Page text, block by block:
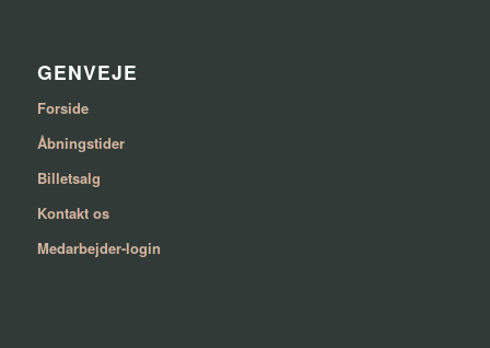
GENVEJE
Forside
Åbningstider
Billetsalg
Kontakt os
Medarbejder-login